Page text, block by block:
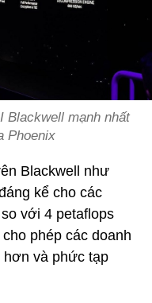
Blackwell mạnh nhất
Phoenix
Blackwell như
kể cho các
với 4 petaflops
phép các doanh
hơn và phức tạp